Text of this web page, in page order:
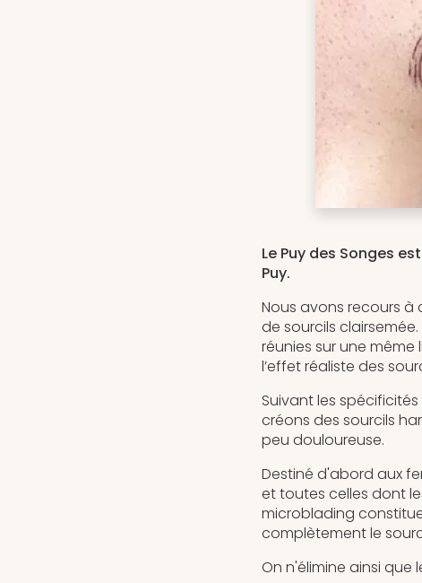
Le Puy des Songes
Puy.
Nous avons recours
de sourcils
réunies sur une
l’effet réaliste des
Suivant les spécificités
créons des sourcils
peu douloureuse.
Destiné d'abord aux
et toutes celles dont
microblading
complètement le
On n'élimine ainsi que